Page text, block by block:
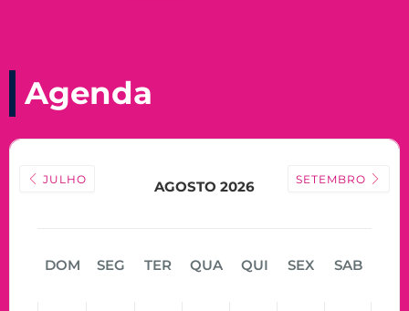
Agenda
JULHO AGOSTO 2026 SETEMBRO
DOM SEG TER QUA QUI SEX SAB